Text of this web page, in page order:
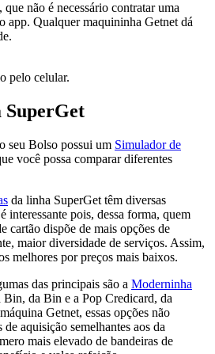
não é necessário contratar uma
app. Qualquer maquininha Getnet dá
pelo celular.
SuperGet
seu Bolso possui um Simulador de
você possa comparar diferentes
da linha SuperGet têm diversas
interessante pois, dessa forma, quem
cartão dispõe de mais opções de
maior diversidade de serviços. Assim,
melhores por preços mais baixos.
das principais são a Moderninha
Bin, da Bin e a Pop Credicard, da
Getnet, essas opções não
aquisição semelhantes aos da
mais elevado de bandeiras de